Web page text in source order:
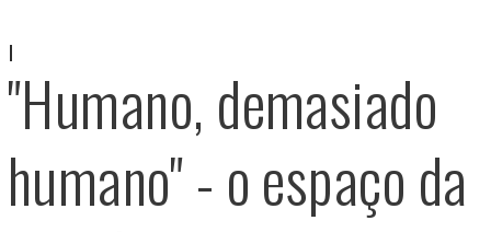
"Humano, demasiado
humano" - o espaço da